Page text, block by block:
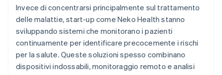
Invece di concentrarsi principalmente sul trattamento
delle malattie, start-up come Neko Health stanno
sviluppando sistemi che monitorano i pazienti
continuamente per identificare precocemente i rischi
per la salute. Queste soluzioni spesso combinano
dispositivi indossabili, monitoraggio remoto e analisi